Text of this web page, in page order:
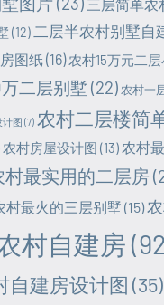
三层简单农
(12) 二层半农村别墅自
图纸(16) 农村15万元二
二层别墅 (22)农村一
计图 (7) 农村二层楼简
农村房屋设计图 (13) 农村
村最实用的二层房
村最火的三层别墅 (15)
村自建房
自建房设计图 (35)